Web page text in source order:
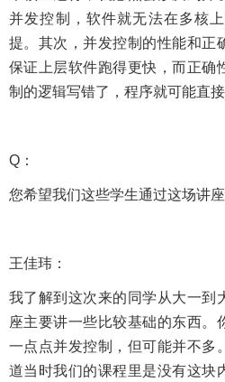
并发控制，软件就无法在多核
提。其次，并发控制的性能和正
保证上层软件跑得更快，而正确
制的逻辑写错了，程序就可能直接
Q：
您希望我们这些学生通过这场讲
王佳玮：
我了解到这次来的同学从大一到
座主要讲一些比较基础的东西。
一点点并发控制，但可能并不多
道当时我们的课程里是没有这块